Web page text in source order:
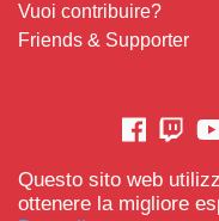
Questo sito web
ottenere la migliore
Vuoi contribuire?
Friends & Supporter